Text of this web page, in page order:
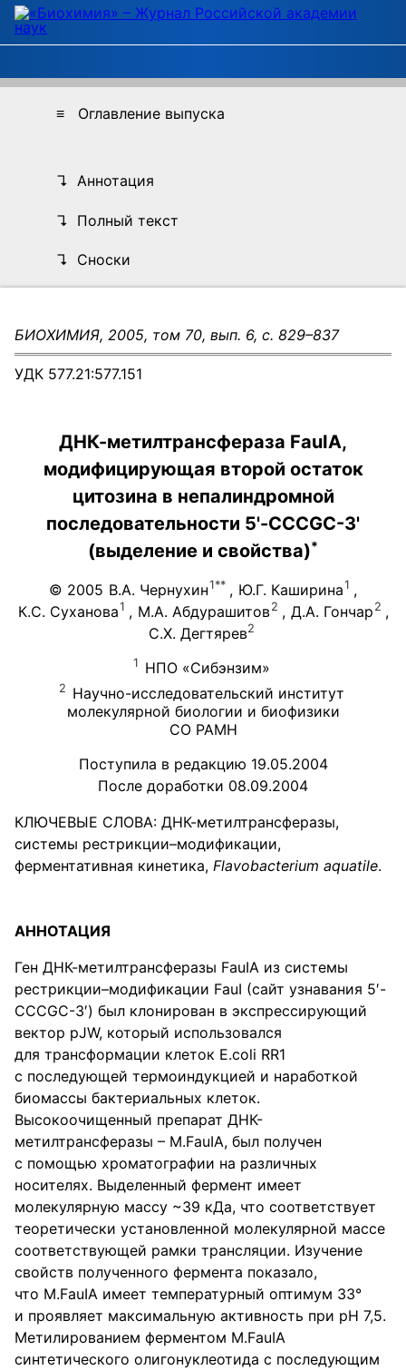
≡ Оглавление выпуска
↴ Аннотация
↴ Полный текст
↴ Сноски
БИОХИМИЯ, 2005, том 70, вып. 6, с. 829–837
УДК 577.21:577.151
ДНК-метилтрансфераза FauIA,
модифицирующая второй остаток
цитозина в непалиндромной
последовательности 5'-CCCGC-3'
(выделение и свойства)*
© 2005 В.А. Чернухин1** , Ю.Г. Каширина1 ,
К.С. Суханова1 , М.А. Абдурашитов2 , Д.А. Гончар2 ,
С.Х. Дегтярев2
1 НПО «Сибэнзим»
2 Научно-исследовательский институт
молекулярной биологии и биофизики
СО РАМН
Поступила в редакцию 19.05.2004
После доработки 08.09.2004
КЛЮЧЕВЫЕ СЛОВА: ДНК-метилтрансферазы,
системы рестрикции–модификации,
ферментативная кинетика, Flavobacterium aquatile.
АННОТАЦИЯ
Ген ДНК-метилтрансферазы FauIA из системы
рестрикции–модификации FauI (сайт узнавания 5′-
CCCGC-3′) был клонирован в экспрессирующий
вектор pJW, который использовался
для трансформации клеток E.coli RR1
с последующей термоиндукцией и наработкой
биомассы бактериальных клеток.
Высокоочищенный препарат ДНК-
метилтрансферазы – М.FauIA, был получен
с помощью хроматографии на различных
носителях. Выделенный фермент имеет
молекулярную массу ~39 кДа, что соответствует
теоретически установленной молекулярной массе
соответствующей рамки трансляции. Изучение
свойств полученного фермента показало,
что М.FauIA имеет температурный оптимум 33°
и проявляет максимальную активность при pH 7,5.
Метилированием ферментом М.FauIA
синтетического олигонуклеотида с последующим